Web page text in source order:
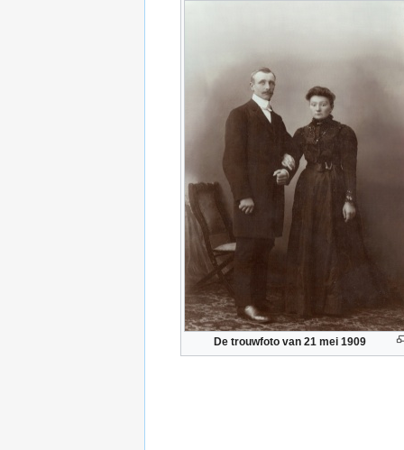
De trouwfoto van 21 mei 1909